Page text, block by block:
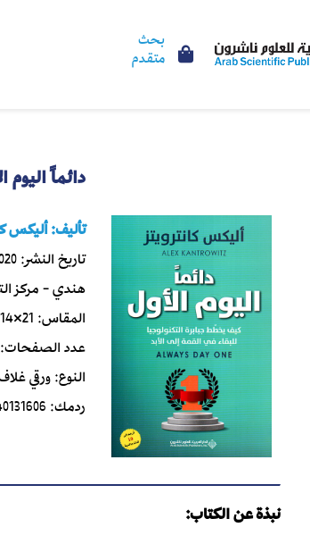
بحث
متقدم
دائماً
تأليف:أليكس
تاريخ النشر:
هندي - مركز
المقاس:21×14
عدد الصفحات:
النوع:ورقي
ردمك:
نبذة عن الكتاب: